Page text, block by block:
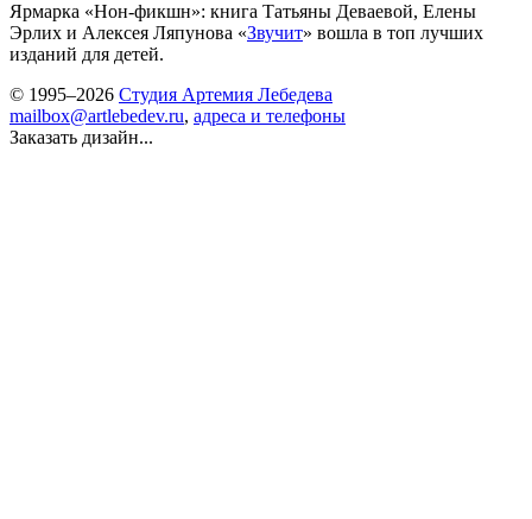
Ярмарка «Нон-фикшн»: книга Татьяны Деваевой, Елены
Эрлих и Алексея Ляпунова «Звучит» вошла в топ лучших
изданий для детей.
© 1995–2026 Студия Артемия Лебедева
mailbox@artlebedev.ru, адреса и телефоны
Заказать дизайн...